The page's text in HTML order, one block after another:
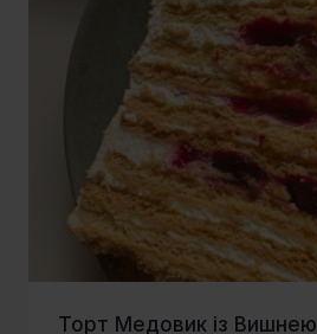
Торт Медовик із Вишнею